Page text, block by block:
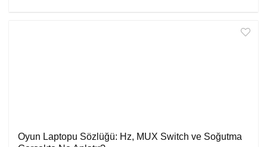
Oyun Laptopu Sözlüğü: Hz, MUX Switch ve Soğutma